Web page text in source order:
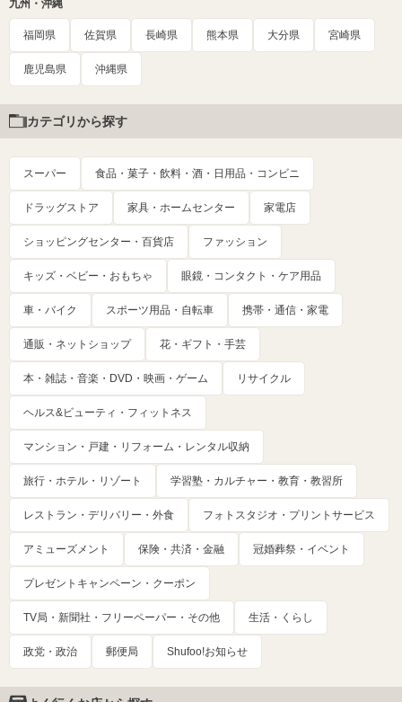
九州・沖縄
福岡県 佐賀県 長崎県 熊本県 大分県 宮崎県
鹿児島県 沖縄県
カテゴリから探す
スーパー 食品・菓子・飲料・酒・日用品・コンビニ
ドラッグストア 家具・ホームセンター 家電店
ショッピングセンター・百貨店 ファッション
キッズ・ベビー・おもちゃ 眼鏡・コンタクト・ケア用品
車・バイク スポーツ用品・自転車 携帯・通信・家電
通販・ネットショップ 花・ギフト・手芸
本・雑誌・音楽・DVD・映画・ゲーム リサイクル
ヘルス&ビューティ・フィットネス
マンション・戸建・リフォーム・レンタル収納
旅行・ホテル・リゾート 学習塾・カルチャー・教育・教習所
レストラン・デリバリー・外食 フォトスタジオ・プリントサービス
アミューズメント 保険・共済・金融 冠婚葬祭・イベント
プレゼントキャンペーン・クーポン
TV局・新聞社・フリーペーパー・その他 生活・くらし
政党・政治 郵便局 Shufoo!お知らせ